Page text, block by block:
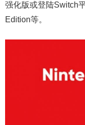
强化版或登陆Switch
Edition等。